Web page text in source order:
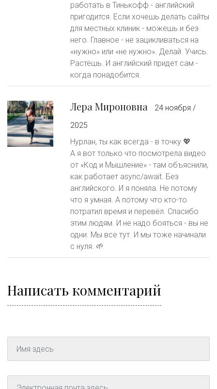
работать в Тинькофф - английский
пригодится. Если хочешь делать сайты
для местных клиник - можешь и без
него. Главное - не зацикливаться на
«нужно» или «не нужно». Делай. Учись.
Растёшь. И английский придет сам -
когда понадобится.
Лера Мироновна
24 ноября /
2025
Нурлан, ты как всегда - в точку 💖
А я вот только что посмотрела видео
от «Код и Мышление» - там объяснили,
как работает async/await. Без
английского. И я поняла. Не потому
что я умная. А потому что кто-то
потратил время и перевёл. Спасибо
этим людям. И не надо бояться - вы не
одни. Мы все тут. И мы тоже начинали
с нуля. 🌱
Написать комментарий